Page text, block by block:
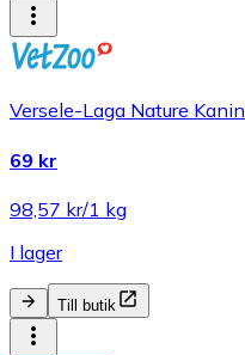
Versele-Laga Nature Kanin
69 kr
98,57 kr/1 kg
I lager
Till butik